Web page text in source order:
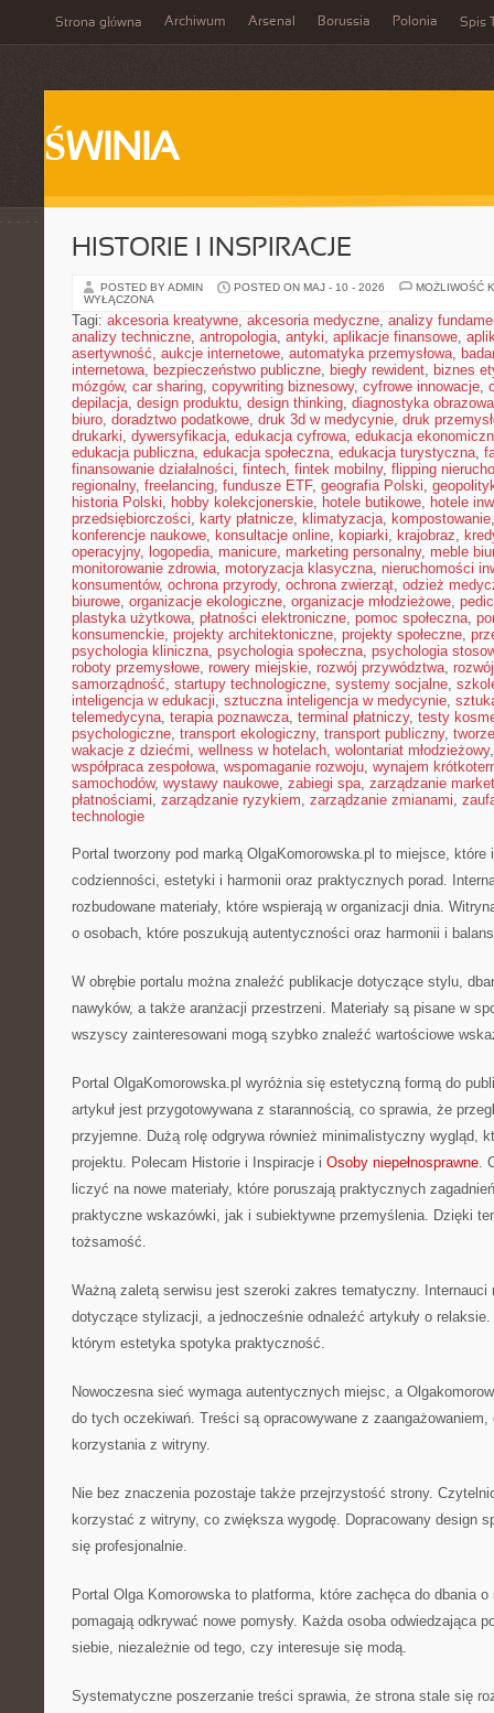
Strona główna Archiwum Arsenal Borussia Polonia Spis
ŚWINIA
HISTORIE I INSPIRACJE
POSTED BY ADMIN POSTED ON MAJ - 10 - 2026
MOŻLIWOŚĆ
WYŁĄCZONA
Tagi: akcesoria kreatywne, akcesoria medyczne, analizy
analizy techniczne, antropologia, antyki, aplikacje finansowe,
asertywność, aukcje internetowe, automatyka przemysłowa,
internetowa, bezpieczeństwo publiczne, biegły rewident, biznes
mózgów, car sharing, copywriting biznesowy, cyfrowe innowacje,
depilacja, design produktu, design thinking, diagnostyka obrazowa
biuro, doradztwo podatkowe, druk 3d w medycynie, druk
drukarki, dywersyfikacja, edukacja cyfrowa, edukacja
edukacja publiczna, edukacja społeczna, edukacja turystyczna,
finansowanie działalności, fintech, fintek mobilny, flipping
regionalny, freelancing, fundusze ETF, geografia Polski,
historia Polski, hobby kolekcjonerskie, hotele butikowe, hotele
przedsiębiorczości, karty płatnicze, klimatyzacja, kompostowanie
konferencje naukowe, konsultacje online, kopiarki, krajobraz,
operacyjny, logopedia, manicure, marketing personalny, meble
monitorowanie zdrowia, motoryzacja klasyczna, nieruchomości
konsumentów, ochrona przyrody, ochrona zwierząt, odzież
biurowe, organizacje ekologiczne, organizacje młodzieżowe,
plastyka użytkowa, płatności elektroniczne, pomoc społeczna,
konsumenckie, projekty architektoniczne, projekty społeczne,
psychologia kliniczna, psychologia społeczna, psychologia
roboty przemysłowe, rowery miejskie, rozwój przywództwa,
samorządność, startupy technologiczne, systemy socjalne,
inteligencja w edukacji, sztuczna inteligencja w medycynie,
telemedycyna, terapia poznawcza, terminal płatniczy, testy
psychologiczne, transport ekologiczny, transport publiczny,
wakacje z dziećmi, wellness w hotelach, wolontariat młodzieżowy
współpraca zespołowa, wspomaganie rozwoju, wynajem
samochodów, wystawy naukowe, zabiegi spa, zarządzanie
płatnościami, zarządzanie ryzykiem, zarządzanie zmianami,
technologie
Portal tworzony pod marką OlgaKomorowska.pl to miejsce, które
codzienności, estetyki i harmonii oraz praktycznych porad.
rozbudowane materiały, które wspierają w organizacji dnia.
o osobach, które poszukują autentyczności oraz harmonii i
W obrębie portalu można znaleźć publikacje dotyczące stylu,
nawyków, a także aranżacji przestrzeni. Materiały są pisane w
wszyscy zainteresowani mogą szybko znaleźć wartościowe
Portal OlgaKomorowska.pl wyróżnia się estetyczną formą do
artykuł jest przygotowywana z starannością, co sprawia, że
przyjemne. Dużą rolę odgrywa również minimalistyczny wygląd,
projektu. Polecam Historie i Inspiracje i Osoby niepełnosprawne.
liczyć na nowe materiały, które poruszają praktycznych
praktyczne wskazówki, jak i subiektywne przemyślenia. Dzięki
tożsamość.
Ważną zaletą serwisu jest szeroki zakres tematyczny. Internauci
dotyczące stylizacji, a jednocześnie odnaleźć artykuły o
którym estetyka spotyka praktyczność.
Nowoczesna sieć wymaga autentycznych miejsc, a
do tych oczekiwań. Treści są opracowywane z zaangażowaniem,
korzystania z witryny.
Nie bez znaczenia pozostaje także przejrzystość strony.
korzystać z witryny, co zwiększa wygodę. Dopracowany design
się profesjonalnie.
Portal Olga Komorowska to platforma, które zachęca do dbania o
pomagają odkrywać nowe pomysły. Każda osoba odwiedzająca
siebie, niezależnie od tego, czy interesuje się modą.
Systematyczne poszerzanie treści sprawia, że strona stale się